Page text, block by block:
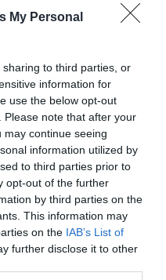
My Personal
to third parties, or
information for
use the below opt-out
note that after your
continue seeing
information utilized by
to third parties prior to
opt-out of the further
by third parties on the
This information may
on the IAB’s List of
further disclose it to other
vagy a tulajdonos?